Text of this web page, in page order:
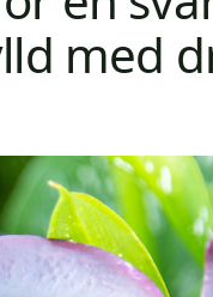
med